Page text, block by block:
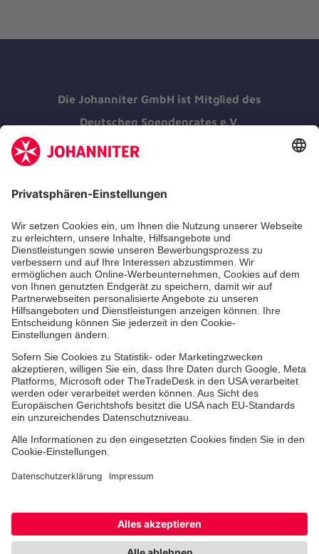
Die Johanniter GmbH ist Mitglied des
Deutschen Spendenrates e.V.
Kununu Top Company 2026
Medizin & Pflege
Zentren
Patienten
Online-Termin
Hinweisgebersystem
Cookie-Einstellungen Datenschutz Barrierefreiheit